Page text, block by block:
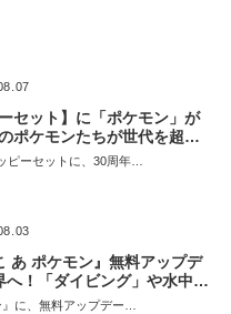
きると子どもに知ってほし
セット】に「ポケモン」が
ポケモンたちが世代を超え
ピーセットに、30周年…
あ ポケモン』無料アップデ
へ！「ダイビング」や水中の
める追加コンテンツも登場
』に、無料アップデー…